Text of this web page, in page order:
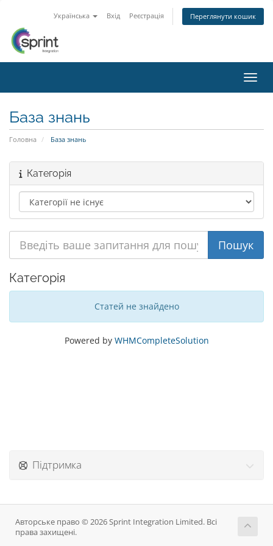
Українська Вхід Реєстрація Переглянути кошик
База знань
Головна База знань
Категорія
Категорія
Статей не знайдено
Powered by WHMCompleteSolution
Підтримка
Авторське право © 2026 Sprint Integration Limited. Всі
права захищені.